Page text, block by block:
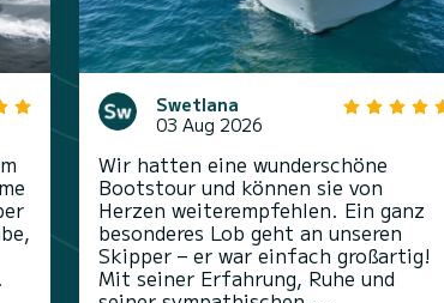
Swetlana
03 Aug 2026
Wir hatten eine wunderschöne
Bootstour und können sie von
Herzen weiterempfehlen. Ein ganz
besonderes Lob geht an unseren
Skipper – er war einfach großartig!
Mit seiner Erfahrung, Ruhe und